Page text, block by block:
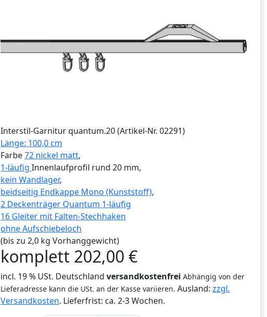
Interstil-Garniturquantum.20(Artikel-Nr. 02291)
Länge: 100,0 cm
Farbe72 nickel matt,
1-läufig Innenlaufprofil rund 20 mm,
kein Wandlager,
beidseitig Endkappe Mono (Kunststoff),
2 Deckenträger Quantum 1-läufig
16 Gleiter mit Falten-Stechhaken
ohne Aufschiebeloch
(bis zu 2,0 kg Vorhanggewicht)
komplett 202,00 €
incl. 19 % USt. Deutschland versandkostenfrei Abhängig von der
Lieferadresse kann die USt. an der Kasse variieren. Ausland: zzgl.
Versandkosten. Lieferfrist: ca. 2-3 Wochen.